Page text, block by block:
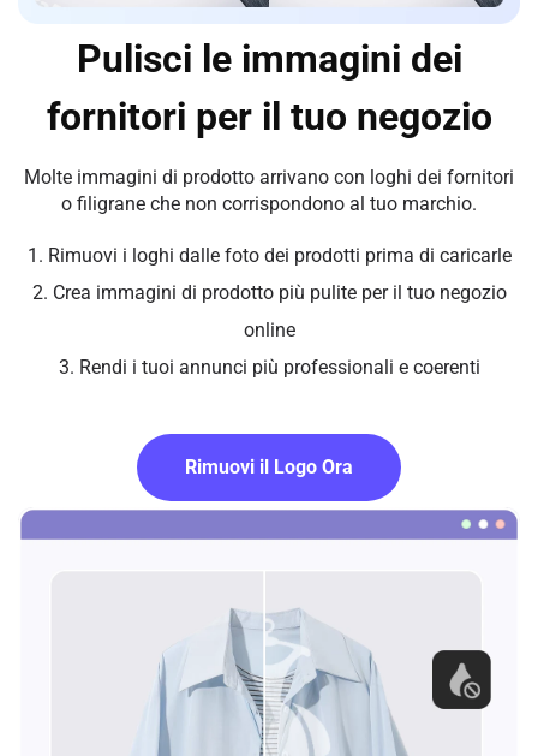
Pulisci le immagini dei
fornitori per il tuo negozio
Molte immagini di prodotto arrivano con loghi dei fornitori
o filigrane che non corrispondono al tuo marchio.
1. Rimuovi i loghi dalle foto dei prodotti prima di caricarle
2. Crea immagini di prodotto più pulite per il tuo negozio
online
3. Rendi i tuoi annunci più professionali e coerenti
Rimuovi il Logo Ora